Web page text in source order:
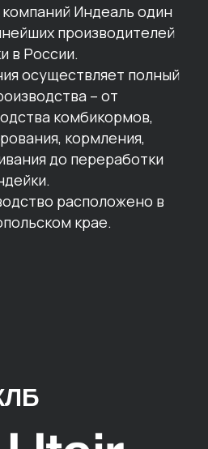
компаний Индеаль один
производителей
в России.
осуществляет полный
– от
комбикормов,
кормления,
до переработки
расположено в
крае.